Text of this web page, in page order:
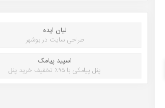
لیان ایده
طراحی سایت در بوشهر
اسپید پیامک
پنل پیامکی با ۹۵٪ تخفیف خرید پنل